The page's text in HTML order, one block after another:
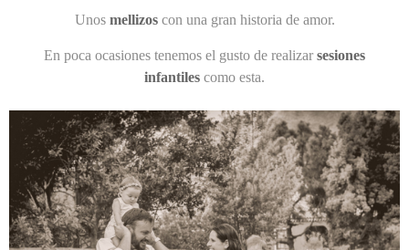
Unos mellizoscon una gran historia de amor.
En poca ocasiones tenemos el gusto de realizar sesiones
infantiles como esta.